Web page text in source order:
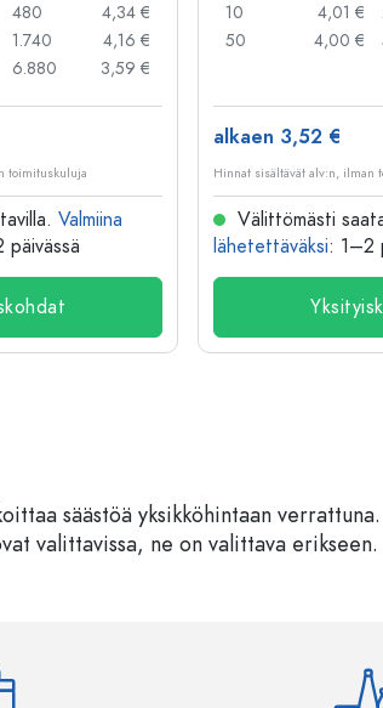
480
4,34 €
1.740
4,16 €
6.880
3,59 €
toimituskuluja
Valmiina
päivässä
10
4,01 €
50
4,00 €
alkaen 3,52 €
Hinnat sisältävät alv:n, ilman
Välittömästi
lähetettäväksi: 1–2
säästöä yksikköhintaan verrattuna.
valittavissa, ne on valittava